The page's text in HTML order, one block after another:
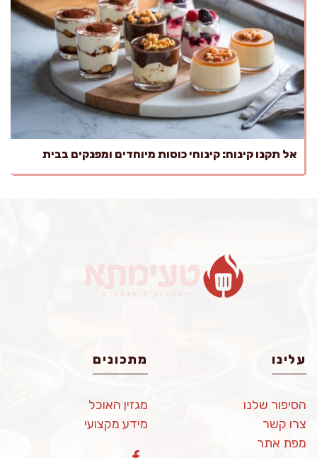
אל תקנו קינוח: קינוחי כוסות מיוחדים ומפנקים בבית
עלינו
הסיפור שלנו
צרו קשר
מפת אתר
מתכונים
מגזין האוכל
מידע מקצועי